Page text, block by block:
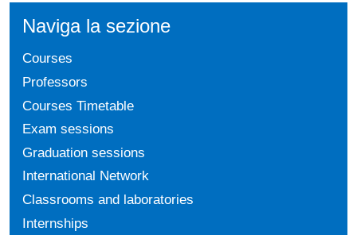
Naviga la sezione
Courses
Professors
Courses Timetable
Exam sessions
Graduation sessions
International Network
Classrooms and laboratories
Internships